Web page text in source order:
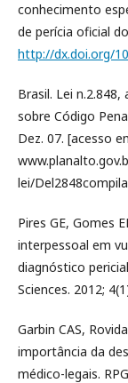
conhecimento
de perícia oficial
http://dx.doi.org/
Brasil. Lei
sobre Código
Dez. 07. [acesso
lei/
Pires GE, Gomes
interpessoal em
diagnóstico
Sciences. 2012;
Garbin CAS,
importância da
médico-legais.